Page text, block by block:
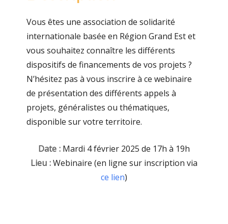
Vous êtes une association de solidarité
internationale basée en Région Grand Est et
vous souhaitez connaître les différents
dispositifs de financements de vos projets ?
N’hésitez pas à vous inscrire à ce webinaire
de présentation des différents appels à
projets, généralistes ou thématiques,
disponible sur votre territoire.
Date :Mardi 4 février 2025 de 17h à 19h
Lieu :Webinaire (en ligne sur inscription via
ce lien)